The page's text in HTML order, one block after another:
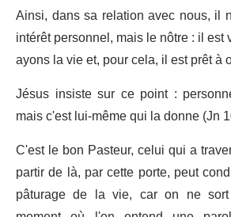
Ainsi, dans sa relation avec nous, il
intérêt personnel, mais le nôtre : il
ayons la vie et, pour cela, il est prêt à
Jésus insiste sur ce point :
mais c'est lui-même qui la donne (Jn
C'est le bon Pasteur, celui qui a
partir de là, par cette porte, peut
pâturage de la vie, car on ne